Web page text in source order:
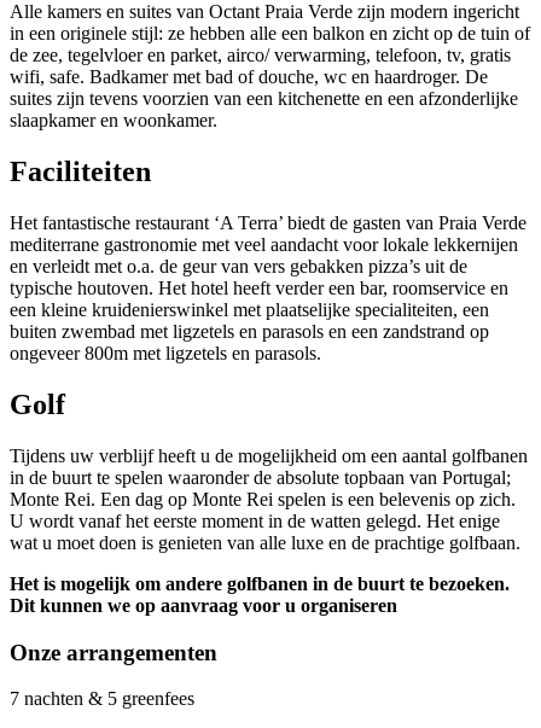
Alle kamers en suites van Octant Praia Verde zijn modern ingericht
in een originele stijl: ze hebben alle een balkon en zicht op de tuin of
de zee, tegelvloer en parket, airco/ verwarming, telefoon, tv, gratis
wifi, safe. Badkamer met bad of douche, wc en haardroger. De
suites zijn tevens voorzien van een kitchenette en een afzonderlijke
slaapkamer en woonkamer.
Faciliteiten
Het fantastische restaurant ‘A Terra’ biedt de gasten van Praia Verde
mediterrane gastronomie met veel aandacht voor lokale lekkernijen
en verleidt met o.a. de geur van vers gebakken pizza’s uit de
typische houtoven. Het hotel heeft verder een bar, roomservice en
een kleine kruidenierswinkel met plaatselijke specialiteiten, een
buiten zwembad met ligzetels en parasols en een zandstrand op
ongeveer 800m met ligzetels en parasols.
Golf
Tijdens uw verblijf heeft u de mogelijkheid om een aantal golfbanen
in de buurt te spelen waaronder de absolute topbaan van Portugal;
Monte Rei. Een dag op Monte Rei spelen is een belevenis op zich.
U wordt vanaf het eerste moment in de watten gelegd. Het enige
wat u moet doen is genieten van alle luxe en de prachtige golfbaan.
Het is mogelijk om andere golfbanen in de buurt te bezoeken.
Dit kunnen we op aanvraag voor u organiseren
Onze arrangementen
7 nachten & 5 greenfees